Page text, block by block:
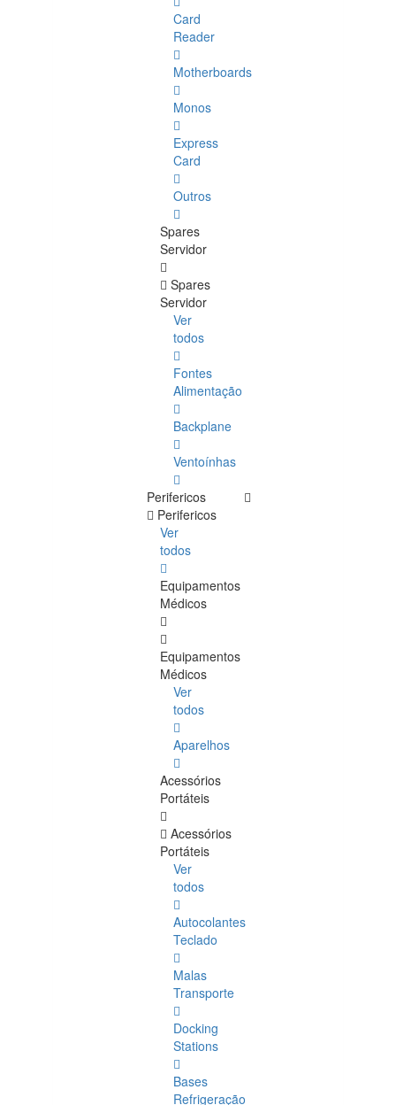
Card
Reader
Motherboards
Monos
Express
Card
Outros
Spares
Servidor
Spares
Servidor
Ver
todos
Fontes
Alimentação
Backplane
Ventoínhas
Perifericos
Perifericos
Ver
todos
Equipamentos
Médicos
Equipamentos
Médicos
Ver
todos
Aparelhos
Acessórios
Portáteis
Acessórios
Portáteis
Ver
todos
Autocolantes
Teclado
Malas
Transporte
Docking
Stations
Bases
Refrigeração